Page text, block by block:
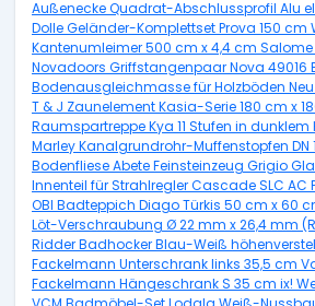
Außenecke Quadrat-Abschlussprofil Alu
Dolle Geländer-Komplettset Prova 150
Kantenumleimer 500 cm x 4,4 cm Salome
Novadoors Griffstangenpaar Nova 49016
Bodenausgleichmasse für Holzböden Neu
T & J Zaunelement Kasia-Serie 180 cm x
Raumspartreppe Kya 11 Stufen in dunklem
Marley Kanalgrundrohr-Muffenstopfen DN
Bodenfliese Abete Feinsteinzeug Grigio
Innenteil für Strahlregler Cascade SLC AC
OBI Badteppich Diago Türkis 50 cm x 60
Löt-Verschraubung Ø 22 mm x 26,4 mm
Ridder Badhocker Blau-Weiß
Fackelmann Unterschrank links 35,5 cm
Fackelmann Hängeschrank S 35 cm ix!